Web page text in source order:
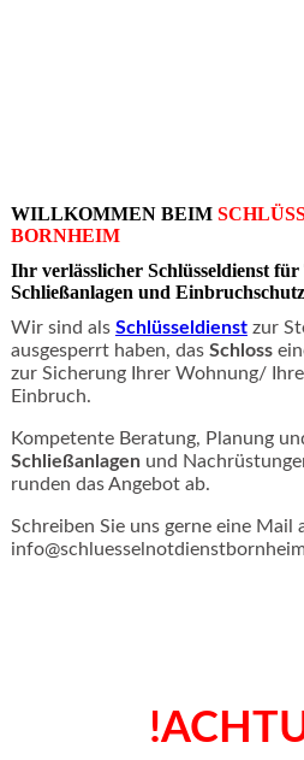
WILLKOMMEN BEIM
BORNHEIM
Ihr verlässlicher Schlüsseldienst für
Schließanlagen und Einbruchschutz
Wir sind als Schlüsseldienstzur
ausgesperrt haben, das Schloss
zur Sicherung Ihrer Wohnung/
Einbruch.
Kompetente Beratung, Planung
Schließanlagen und
runden das Angebot ab.
Schreiben Sie uns gerne eine Mail